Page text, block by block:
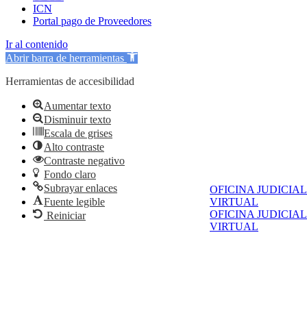
OFICINA JUDICIAL
VIRTUAL
OFICINA JUDICIAL
VIRTUAL
ICN
Portal pago de Proveedores
Ir al contenido
Abrir barra de herramientas
Herramientas de accesibilidad
Aumentar texto
Disminuir texto
Escala de grises
Alto contraste
Contraste negativo
Fondo claro
Subrayar enlaces
Fuente legible
Reiniciar